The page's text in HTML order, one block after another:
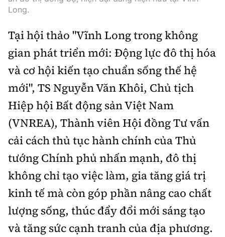
Long.
Tại hội thảo "Vĩnh Long trong không
gian phát triển mới: Động lực đô thị hóa
và cơ hội kiến tạo chuẩn sống thế hệ
mới", TS Nguyễn Văn Khôi, Chủ tịch
Hiệp hội Bất động sản Việt Nam
(VNREA), Thành viên Hội đồng Tư vấn
cải cách thủ tục hành chính của Thủ
tướng Chính phủ nhấn mạnh, đô thị
không chỉ tạo việc làm, gia tăng giá trị
kinh tế mà còn góp phần nâng cao chất
lượng sống, thúc đẩy đổi mới sáng tạo
và tăng sức cạnh tranh của địa phương.